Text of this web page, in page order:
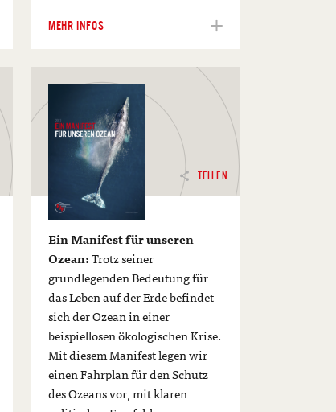
MEHR INFOS
TEILEN
Ein Manifest für unseren
Ozean:Trotz seiner
grundlegenden Bedeutung für
das Leben auf der Erde befindet
sich der Ozean in einer
beispiellosen ökologischen Krise.
Mit diesem Manifest legen wir
einen Fahrplan für den Schutz
des Ozeans vor, mit klaren